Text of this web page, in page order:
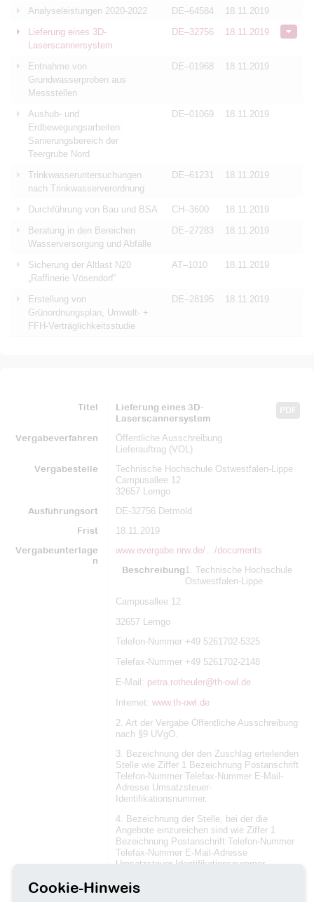
Analyseleistungen 2020-2022 DE–64584
18.11.2019
Lieferung eines 3D-
Laserscannersystem
DE–32756 18.11.2019
Entnahme von
Grundwasserproben aus
Messstellen
DE–01968 18.11.2019
Aushub- und
Erdbewegungsarbeiten:
Sanierungsbereich der
Teergrube Nord
DE–01069 18.11.2019
Trinkwasseruntersuchungen
nach Trinkwasserverordnung
DE–61231 18.11.2019
Durchführung von Bau und BSA CH–3600
18.11.2019
Beratung in den Bereichen
Wasserversorgung und Abfälle
DE–27283 18.11.2019
Sicherung der Altlast N20
„Raffinerie Vösendorf“
AT–1010 18.11.2019
Erstellung von
Grünordnungsplan, Umwelt- +
FFH-Verträglichkeitsstudie
DE–28195 18.11.2019
Titel PDF
Lieferung eines 3D-
Laserscannersystem
Vergabeverfahren
Öffentliche Ausschreibung
Lieferauftrag (VOL)
Vergabestelle
Technische Hochschule Ostwestfalen-Lippe
Campusallee 12
32657 Lemgo
Ausführungsort
DE-32756 Detmold
Frist
18.11.2019
Vergabeunterlage
n
www.evergabe.nrw.de/…/documents
Beschreibung1. Technische Hochschule
Ostwestfalen-Lippe
Campusallee 12
32657 Lemgo
Telefon-Nummer +49 5261702-5325
Telefax-Nummer +49 5261702-2148
E-Mail: petra.rotheuler@th-owl.de
Internet: www.th-owl.de
2. Art der Vergabe Öffentliche Ausschreibung
nach §9 UVgO.
3. Bezeichnung der den Zuschlag erteilenden
Stelle wie Ziffer 1 Bezeichnung Postanschrift
Telefon-Nummer Telefax-Nummer E-Mail-
Adresse Umsatzsteuer-
Identifikationsnummer.
4. Bezeichnung der Stelle, bei der die
Angebote einzureichen sind wie Ziffer 1
Bezeichnung Postanschrift Telefon-Nummer
Telefax-Nummer E-Mail-Adresse
Umsatzsteuer-Identifikationsnummer
Vergabemarktplatz des Landes NRW
Cookie-Hinweis